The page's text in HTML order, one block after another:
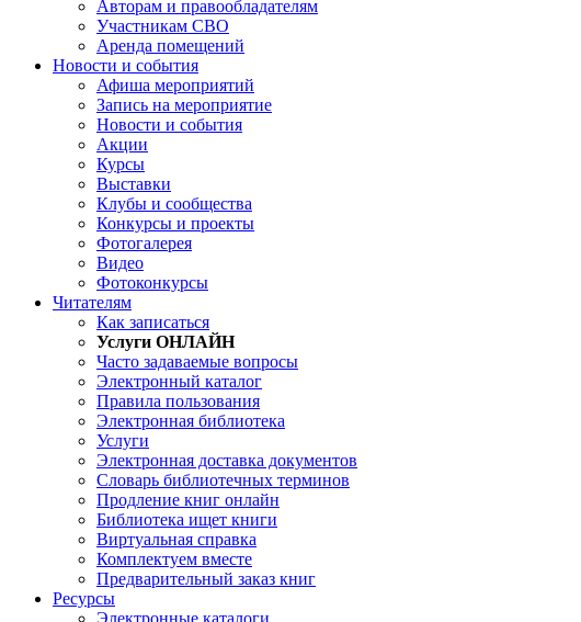
Авторам и правообладателям
Участникам СВО
Аренда помещений
Новости и события
Афиша мероприятий
Запись на мероприятие
Новости и события
Акции
Курсы
Выставки
Клубы и сообщества
Конкурсы и проекты
Фотогалерея
Видео
Фотоконкурсы
Читателям
Как записаться
Услуги ОНЛАЙН
Часто задаваемые вопросы
Электронный каталог
Правила пользования
Электронная библиотека
Услуги
Электронная доставка документов
Словарь библиотечных терминов
Продление книг онлайн
Библиотека ищет книги
Виртуальная справка
Комплектуем вместе
Предварительный заказ книг
Ресурсы
Электронные каталоги